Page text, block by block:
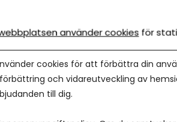
en prioriterad kundgrupp?
ut för nystartade bolag?
kontakt som lär känna just
använder cookies för
cookies för att förbättra din
och vidareutveckling av
till dig.